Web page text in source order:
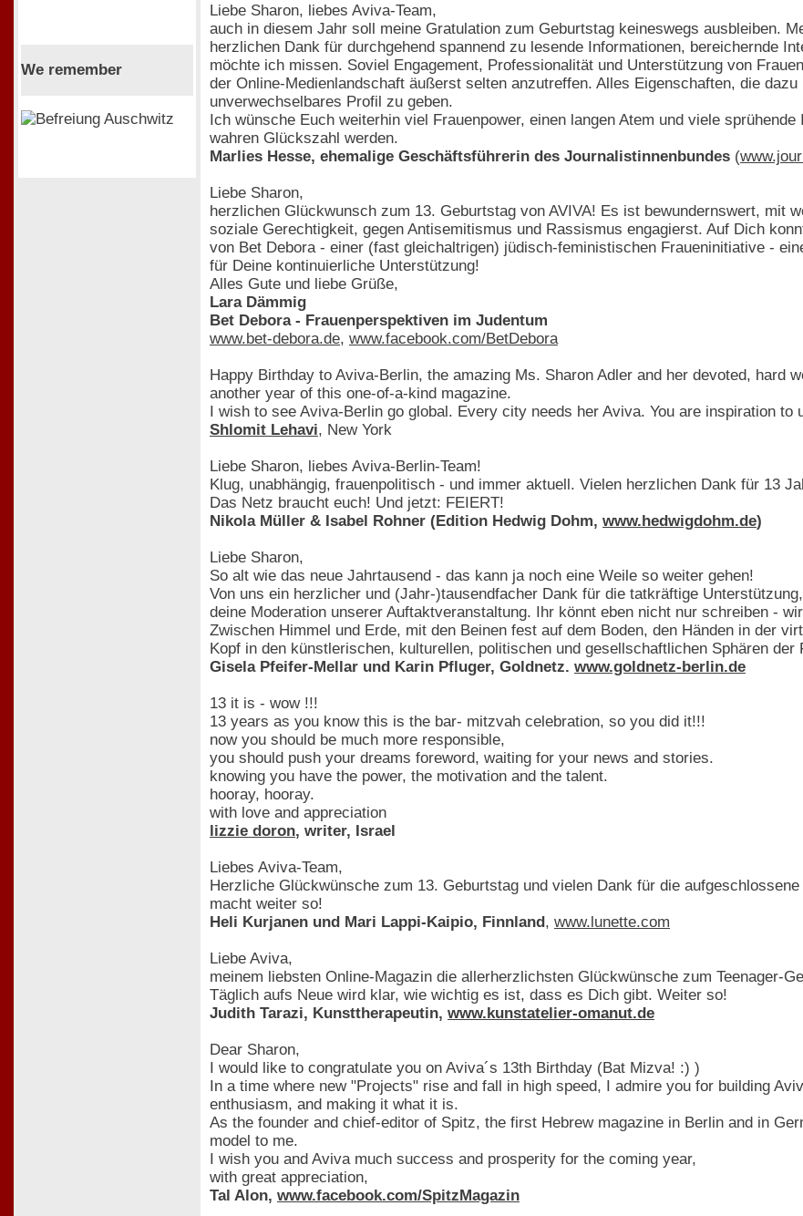
We remember
Liebe Sharon, liebes Aviva-Team,
auch in diesem Jahr soll meine Gratulation zum Geburtstag keineswegs ausbleiben.
herzlichen Dank für durchgehend spannend zu lesende Informationen, bereichernde
möchte ich missen. Soviel Engagement, Professionalität und Unterstützung von
der Online-Medienlandschaft äußerst selten anzutreffen. Alles Eigenschaften, die
unverwechselbares Profil zu geben.
Ich wünsche Euch weiterhin viel Frauenpower, einen langen Atem und viele
wahren Glückszahl werden.
Marlies Hesse, ehemalige Geschäftsführerin des Journalistinnenbundes (
Liebe Sharon,
herzlichen Glückwunsch zum 13. Geburtstag von AVIVA! Es ist bewundernswert, mit
soziale Gerechtigkeit, gegen Antisemitismus und Rassismus engagierst. Auf Dich
von Bet Debora - einer (fast gleichaltrigen) jüdisch-feministischen Fraueninitiative -
für Deine kontinuierliche Unterstützung!
Alles Gute und liebe Grüße,
Lara Dämmig
Bet Debora - Frauenperspektiven im Judentum
www.bet-debora.de, www.facebook.com/BetDebora
Happy Birthday to Aviva-Berlin, the amazing Ms. Sharon Adler and her devoted, hard
another year of this one-of-a-kind magazine.
I wish to see Aviva-Berlin go global. Every city needs her Aviva. You are inspiration to
Shlomit Lehavi, New York
Liebe Sharon, liebes Aviva-Berlin-Team!
Klug, unabhängig, frauenpolitisch - und immer aktuell. Vielen herzlichen Dank für 13
Das Netz braucht euch! Und jetzt: FEIERT!
Nikola Müller & Isabel Rohner (Edition Hedwig Dohm, www.hedwigdohm.de)
Liebe Sharon,
So alt wie das neue Jahrtausend - das kann ja noch eine Weile so weiter gehen!
Von uns ein herzlicher und (Jahr-)tausendfacher Dank für die tatkräftige
deine Moderation unserer Auftaktveranstaltung. Ihr könnt eben nicht nur schreiben -
Zwischen Himmel und Erde, mit den Beinen fest auf dem Boden, den Händen in der
Kopf in den künstlerischen, kulturellen, politischen und gesellschaftlichen Sphären der
Gisela Pfeifer-Mellar und Karin Pfluger, Goldnetz. www.goldnetz-berlin.de
13 it is - wow !!!
13 years as you know this is the bar- mitzvah celebration, so you did it!!!
now you should be much more responsible,
you should push your dreams foreword, waiting for your news and stories.
knowing you have the power, the motivation and the talent.
hooray, hooray.
with love and appreciation
lizzie doron, writer, Israel
Liebes Aviva-Team,
Herzliche Glückwünsche zum 13. Geburtstag und vielen Dank für die
macht weiter so!
Heli Kurjanen und Mari Lappi-Kaipio, Finnland, www.lunette.com
Liebe Aviva,
meinem liebsten Online-Magazin die allerherzlichsten Glückwünsche zum Teenager-
Täglich aufs Neue wird klar, wie wichtig es ist, dass es Dich gibt. Weiter so!
Judith Tarazi, Kunsttherapeutin, www.kunstatelier-omanut.de
Dear Sharon,
I would like to congratulate you on Aviva´s 13th Birthday (Bat Mizva! :) )
In a time where new "Projects" rise and fall in high speed, I admire you for building
enthusiasm, and making it what it is.
As the founder and chief-editor of Spitz, the first Hebrew magazine in Berlin and in
model to me.
I wish you and Aviva much success and prosperity for the coming year,
with great appreciation,
Tal Alon, www.facebook.com/SpitzMagazin